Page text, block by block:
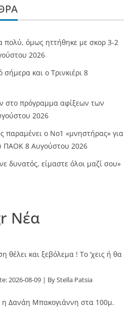
όμως ηττήθηκε με σκορ 3-2
2026
και ο Τρινκιέρι 8
στο πρόγραμμα αφίξεων των
2026
παραμένει ο Νο1 «μνηστήρας» για
ΠΑΟΚ 8 Αυγούστου 2026
δυνατός, είμαστε όλοι μαζί σου»
Νέα
θέλει και ξεβόλεμα ! Το ‘χεις ή θα
2026-08-09 By Stella Patsia
η Δανάη Μπακογιάννη στα 100μ.